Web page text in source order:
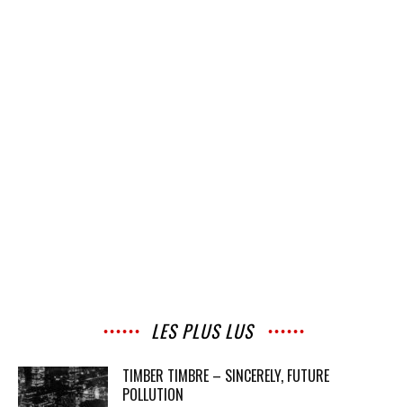
LES PLUS LUS
TIMBER TIMBRE – SINCERELY, FUTURE
POLLUTION